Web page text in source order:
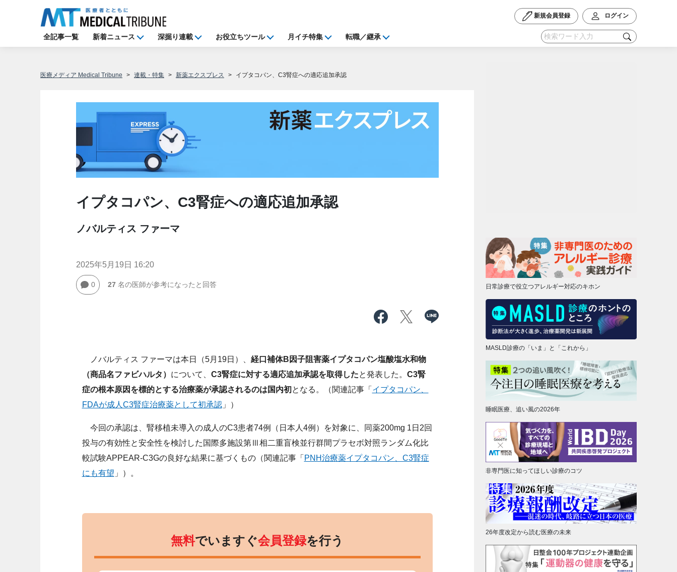
新規会員登録 ログイン
全記事一覧 新着ニュース 深掘り連載 お役立ちツール 月イチ特集 転職／継承
医療メディア Medical Tribune 連載・特集 新薬エクスプレス イプタコパン、C3腎症への適応追加承認
イプタコパン、C3腎症への適応追加承認
ノバルティス ファーマ
2025年5月19日 16:20
0 27名の医師が参考になったと回答
ノバルティス ファーマは本日（5月19日）、 経口補体B因子阻害薬イプタコパン塩酸塩水和物
（商品名ファビハルタ） について、 C3腎症に対する適応追加承認を取得したと発表した。 C3腎
症の根本原因を標的とする治療薬が承認されるのは国内初 となる。（関連記事「 イプタコパン、
FDAが成人C3腎症治療薬として初承認」）
今回の承認は、腎移植未導入の成人のC3患者74例（日本人4例）を対象に、同薬200mg 1日2回
投与の有効性と安全性を検討した国際多施設第Ⅲ相二重盲検並行群間プラセボ対照ランダム化比
較試験APPEAR-C3Gの良好な結果に基づくもの（関連記事「 PNH治療薬イプタコパン、C3腎症
にも有望 」）。
無料でいますぐ会員登録を行う
日常診療で役立つアレルギー対応のキホン
MASLD診療の「いま」と「これから」
睡眠医療、追い風の2026年
非専門医に知ってほしい診療のコツ
26年度改定から読む医療の未来